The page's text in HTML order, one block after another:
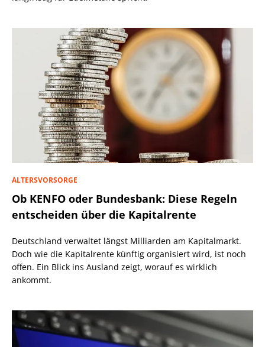
ALTERSVORSORGE
Ob KENFO oder Bundesbank: Diese Regeln
entscheiden über die Kapitalrente
Deutschland verwaltet längst Milliarden am Kapitalmarkt.
Doch wie die Kapitalrente künftig organisiert wird, ist noch
offen. Ein Blick ins Ausland zeigt, worauf es wirklich
ankommt.